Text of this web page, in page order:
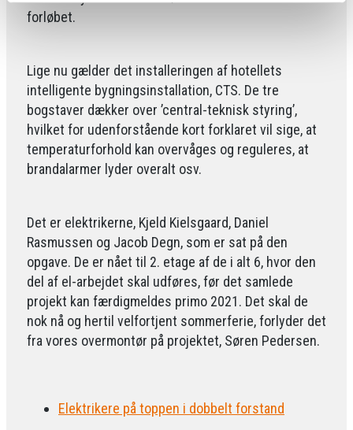
forløbet.
Lige nu gælder det installeringen af hotellets
intelligente bygningsinstallation, CTS. De tre
bogstaver dækker over ’central-teknisk styring’,
hvilket for udenforstående kort forklaret vil sige, at
temperaturforhold kan overvåges og reguleres, at
brandalarmer lyder overalt osv.
Det er elektrikerne, Kjeld Kielsgaard, Daniel
Rasmussen og Jacob Degn, som er sat på den
opgave. De er nået til 2. etage af de i alt 6, hvor den
del af el-arbejdet skal udføres, før det samlede
projekt kan færdigmeldes primo 2021. Det skal de
nok nå og hertil velfortjent sommerferie, forlyder det
fra vores overmontør på projektet, Søren Pedersen.
Elektrikere på toppen i dobbelt forstand